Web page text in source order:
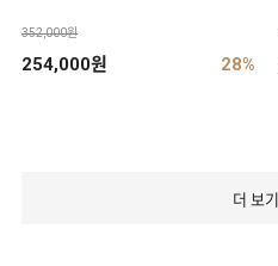
352,000원
254,000원 28%
더 보기